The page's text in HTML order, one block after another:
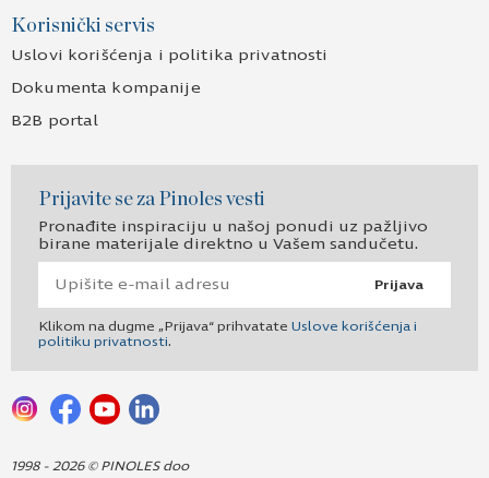
Korisnički servis
Uslovi korišćenja i politika privatnosti
Dokumenta kompanije
B2B portal
Prijavite se za Pinoles vesti
Pronađite inspiraciju u našoj ponudi uz pažljivo
birane materijale direktno u Vašem sandučetu.
Prijava
Klikom na dugme „Prijava“ prihvatate Uslove korišćenja i
politiku privatnosti.
1998 - 2026 © PINOLES doo